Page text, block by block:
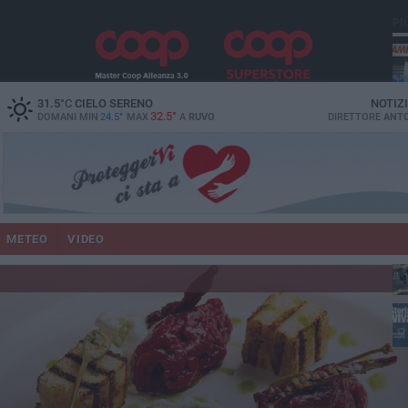
31.5°CCIELO SERENO
DOMANI MIN 24.5° MAX 32.5° A RUVO DIRETTORE
METEO VIDEO